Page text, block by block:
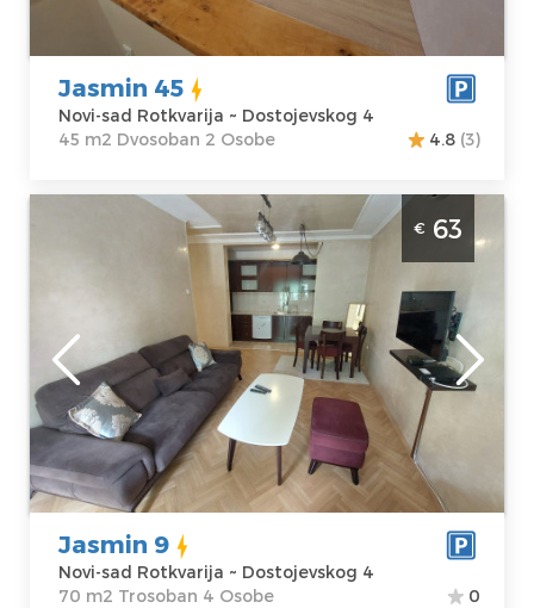
57 €
Dvosoban
Jasmin 45
Novi-sad Rotkvarija ~ Dostojevskog 4
45 m2 Dvosoban 2 Osobe
4.8 (3)
Trosoban Apartman Jasmin 9 Novi Sad
Rotkvarija je komforan apartman za 4 osobe
Lokacija:Novi-
sad Rotkvarija
Adresa:
Dostojevskog 4
Cena63 €
Gosti:4
Kvadratura :70
Struktura :
Trosoban
€ 63
Jasmin 9
Novi-sad Rotkvarija ~ Dostojevskog 4
70 m2 Trosoban 4 Osobe
0